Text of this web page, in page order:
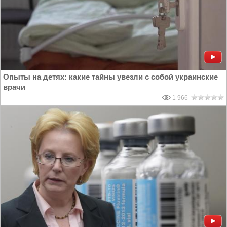
Опыты на детях: какие тайны увезли с собой украинские
врачи
1 966